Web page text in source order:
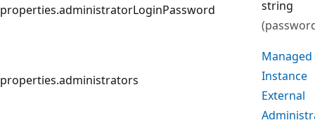
properties.administratorLoginPassword
string
properties.administrators
Managed
Instance
External